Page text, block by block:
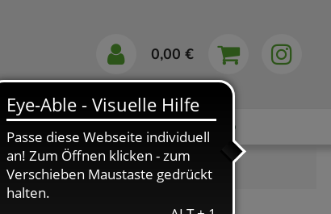
0,00 €
Markenshops Ratgeber App